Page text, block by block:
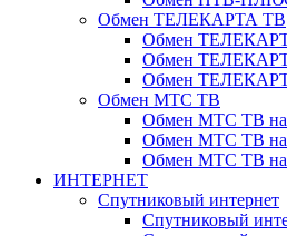
Обмен ТЕЛЕКАРТА ТВ
Обмен
Обмен
Обмен
Обмен МТС ТВ
Обмен МТС ТВ на
Обмен МТС ТВ на
Обмен МТС ТВ
ИНТЕРНЕТ
Спутниковый интернет
Спутниковый